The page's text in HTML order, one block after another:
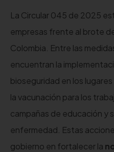
La Circular 045 de 2025
empresas frente al brote
Colombia. Entre las
encuentran la
bioseguridad en los
la vacunación para los
campañas de educación y
enfermedad. Estas
gobierno en fortalecer la